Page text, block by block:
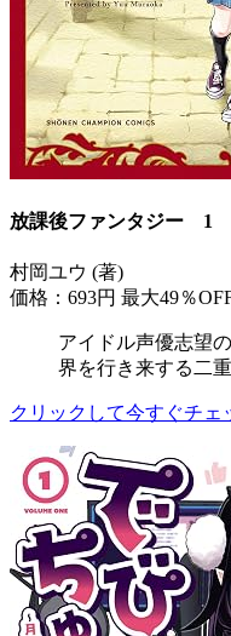
放課後ファンタジー 1
村岡ユウ (著)
価格：693円 最大49％
アイドル声優志望
界を行き来する二
クリックして今すぐチェ